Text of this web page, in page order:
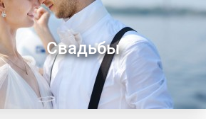
Свадьбы